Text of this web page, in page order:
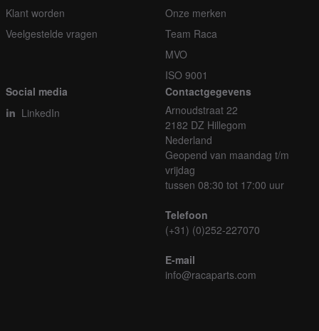
Klant worden
Veelgestelde vragen
Onze merken
Team Raca
MVO
ISO 9001
Social media
LinkedIn
Contactgegevens
Arnoudstraat 22
2182 DZ Hillegom
Nederland
Geopend van maandag t/m
vrijdag
tussen 08:30 tot 17:00 uur
Telefoon
(+31) (0)252-227070
E-mail
info@racaparts.com